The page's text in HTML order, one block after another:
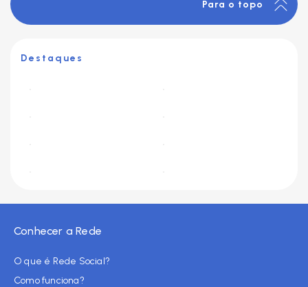
Para o topo
Destaques
Conhecer a Rede
O que é Rede Social?
Como funciona?